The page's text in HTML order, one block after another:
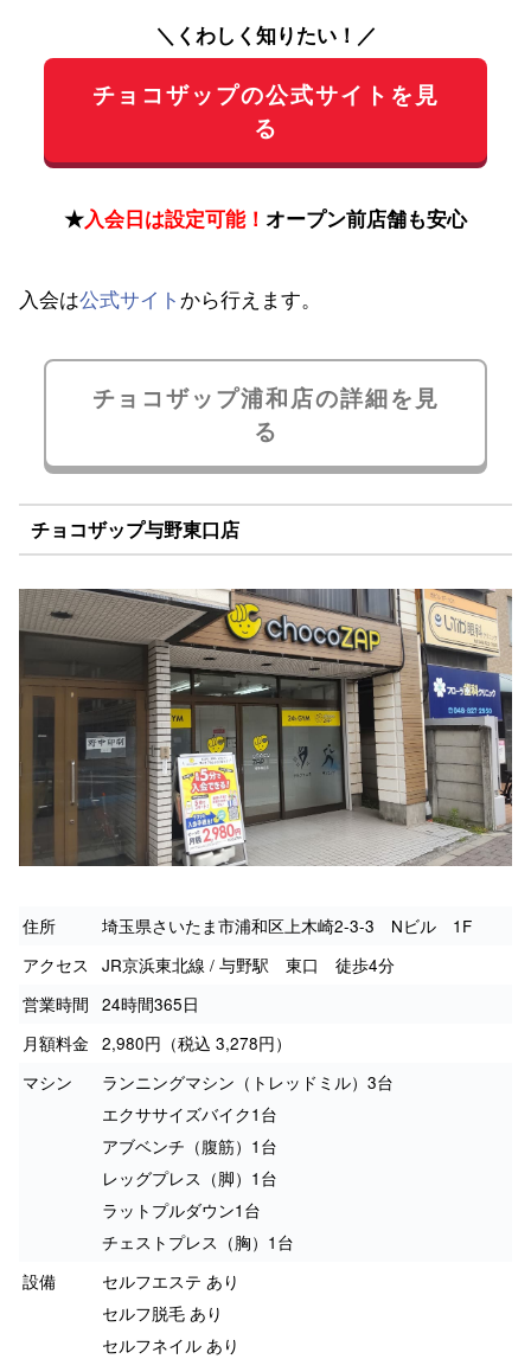
＼くわしく知りたい！／
チョコザップの公式サイトを見
る
★入会日は設定可能！ オープン前店舗も安心
入会は公式サイト から行えます。
チョコザップ浦和店の詳細を見
る
チョコザップ与野東口店
住所
埼玉県さいたま市浦和区上木崎2-3-3 Nビル 1F
アクセス
JR京浜東北線 / 与野駅 東口 徒歩4分
営業時間 24時間365日
月額料金 2,980円（税込 3,278円）
マシン
ランニングマシン（トレッドミル）3台
エクササイズバイク1台
アブベンチ（腹筋）1台
レッグプレス（脚）1台
ラットプルダウン1台
チェストプレス（胸）1台
設備
セルフエステ あり
セルフ脱毛 あり
セルフネイル あり